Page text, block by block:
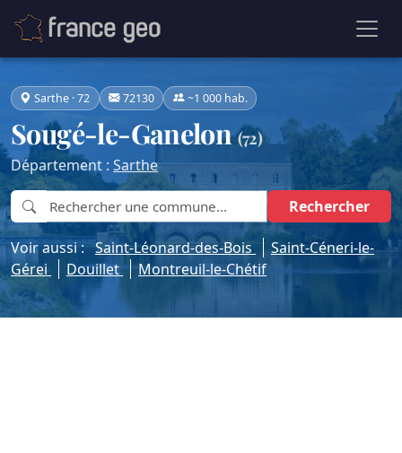
Sarthe · 72 72130 ~1 000 hab.
Sougé-le-Ganelon(72)
Département : Sarthe
Rechercher
Voir aussi :Saint-Léonard-des-Bois
Saint-Céneri-le-
Gérei
Douillet Montreuil-le-Chétif